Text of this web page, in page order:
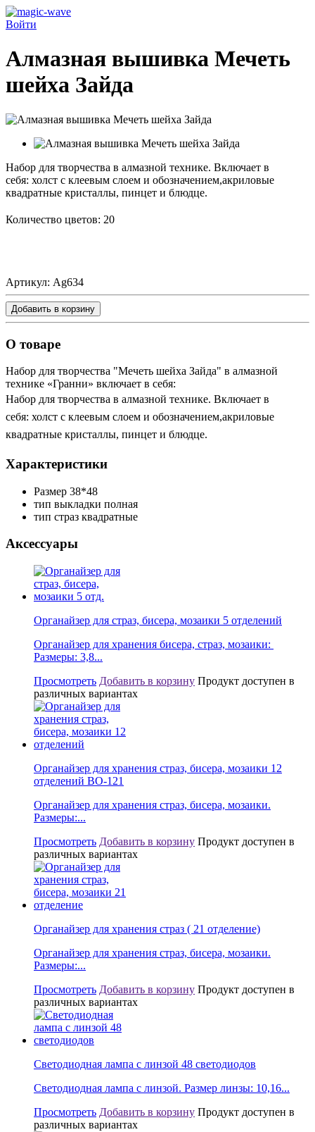
Войти
Алмазная вышивка Мечеть
шейха Зайда
Набор для творчества в алмазной технике. Включает в
себя: холст с клеевым слоем и обозначением,акриловые
квадратные кристаллы, пинцет и блюдце.
Количество цветов: 20
Артикул: Ag634
Добавить в корзину
О товаре
Набор для творчества "Мечеть шейха Зайда" в алмазной
технике «Гранни» включает в себя:
Набор для творчества в алмазной технике. Включает в
себя: холст с клеевым слоем и обозначением,акриловые
квадратные кристаллы, пинцет и блюдце.
Характеристики
Размер 38*48
тип выкладки полная
тип страз квадратные
Аксессуары
Органайзер для страз, бисера, мозаики 5 отделений
Органайзер для хранения бисера, страз, мозаики:
Размеры: 3,8...
Просмотреть Добавить в корзину Продукт доступен в
различных вариантах
Органайзер для хранения страз, бисера, мозаики 12
отделений BО-121
Органайзер для хранения страз, бисера, мозаики.
Размеры:...
Просмотреть Добавить в корзину Продукт доступен в
различных вариантах
Органайзер для хранения страз ( 21 отделение)
Органайзер для хранения страз, бисера, мозаики.
Размеры:...
Просмотреть Добавить в корзину Продукт доступен в
различных вариантах
Светодиодная лампа с линзой 48 светодиодов
Светодиодная лампа с линзой. Размер линзы: 10,16...
Просмотреть Добавить в корзину Продукт доступен в
различных вариантах